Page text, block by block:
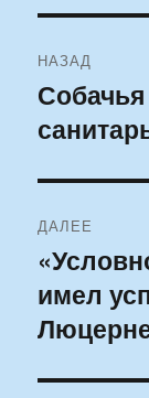
по
записям
НАЗАД
Предыдущая
запись:
ДАЛЕЕ
Следующая
запись:
имел